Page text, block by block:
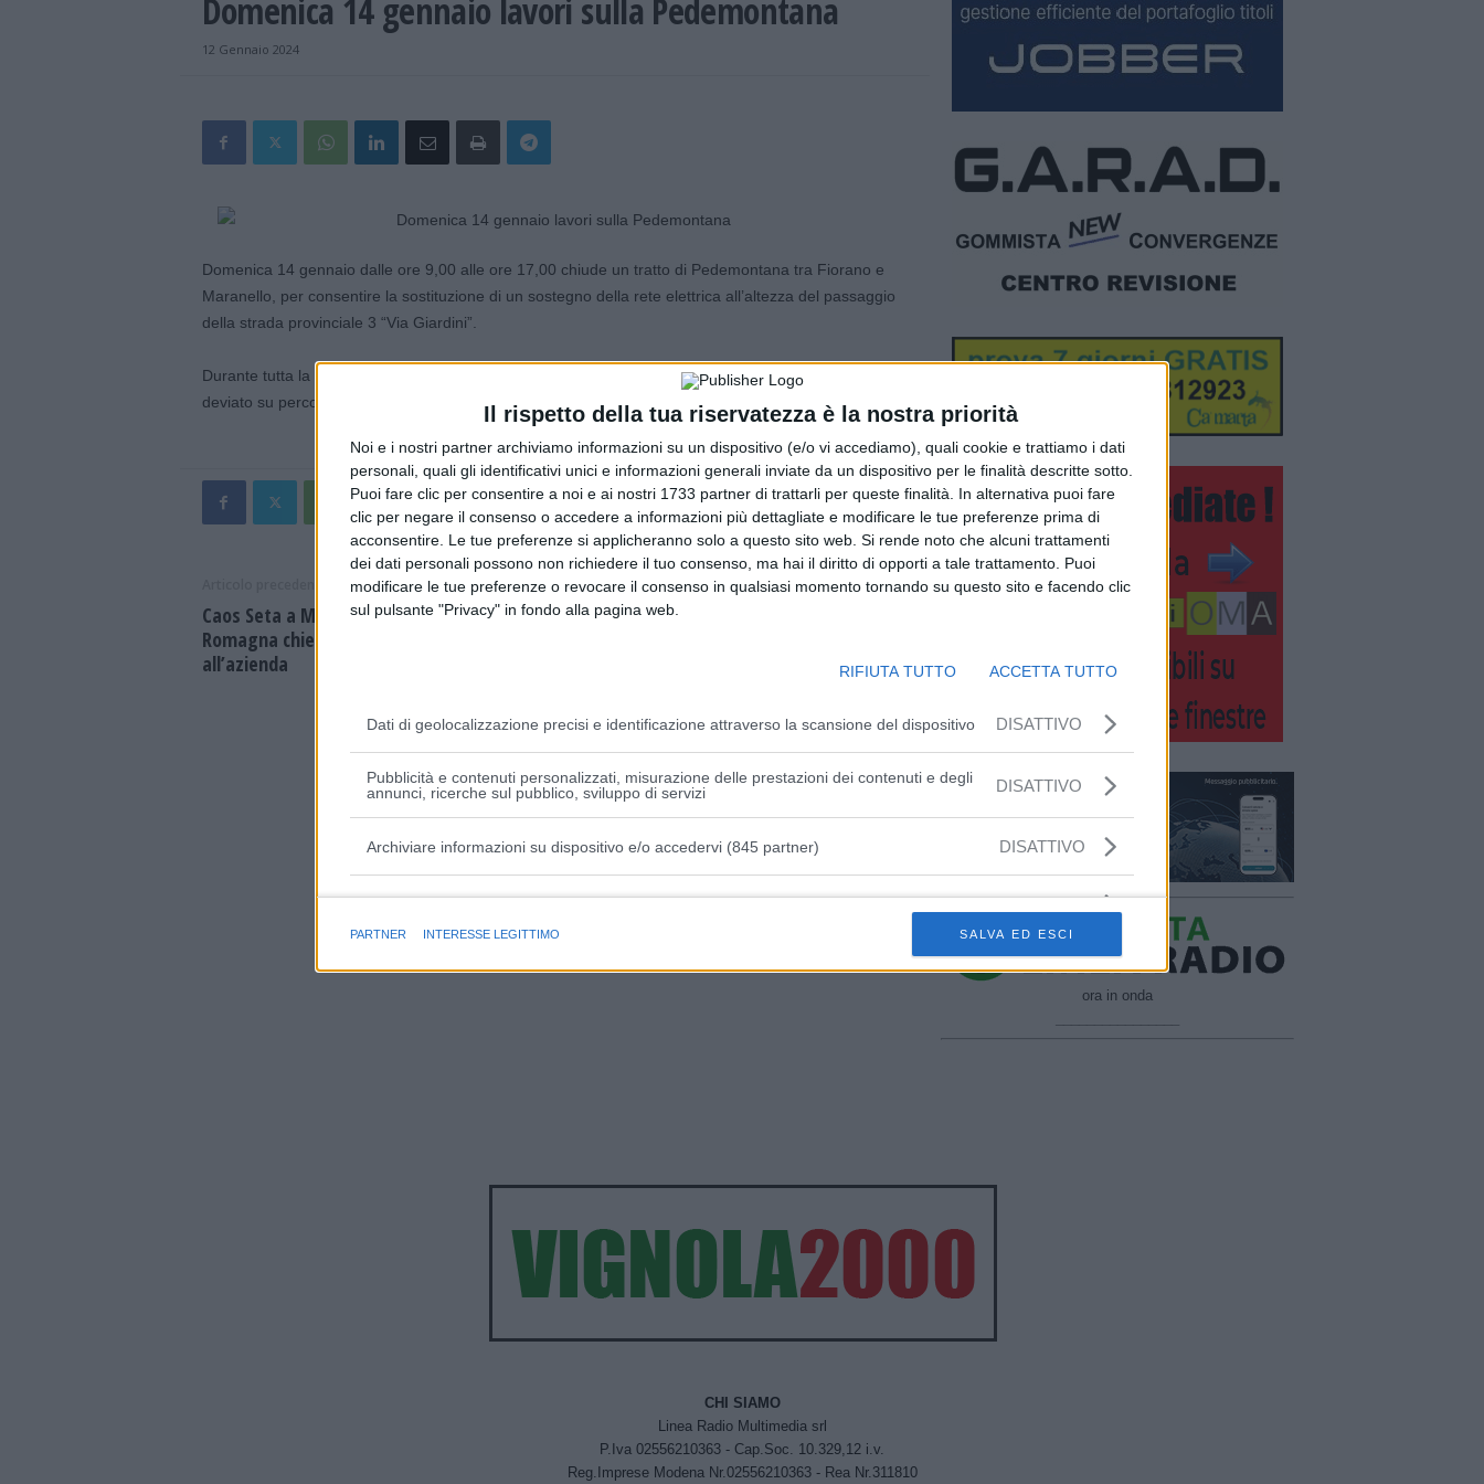
Il rispetto della tua riservatezza è la nostra priorità
Noi e i nostri partner archiviamo informazioni su un dispositivo (e/o vi accediamo), quali cookie e trattiamo i dati
personali, quali gli identificativi unici e informazioni generali inviate da un dispositivo per le finalità descritte sotto.
Puoi fare clic per consentire a noi e ai nostri 1733 partner di trattarli per queste finalità. In alternativa puoi fare
clic per negare il consenso o accedere a informazioni più dettagliate e modificare le tue preferenze prima di
acconsentire. Le tue preferenze si applicheranno solo a questo sito web. Si rende noto che alcuni trattamenti
dei dati personali possono non richiedere il tuo consenso, ma hai il diritto di opporti a tale trattamento. Puoi
modificare le tue preferenze o revocare il consenso in qualsiasi momento tornando su questo sito e facendo clic
sul pulsante "Privacy" in fondo alla pagina web.
RIFIUTA TUTTO ACCETTA TUTTO
Dati di geolocalizzazione precisi e identificazione attraverso la scansione del dispositivo DISATTIVO
Pubblicità e contenuti personalizzati, misurazione delle prestazioni dei contenuti e degli
annunci, ricerche sul pubblico, sviluppo di servizi
DISATTIVO
Archiviare informazioni su dispositivo e/o accedervi (845 partner) DISATTIVO
Finalità e caratteristiche speciali
PARTNER INTERESSE LEGITTIMO SALVA ED ESCI
Domenica 14 gennaio lavori sulla Pedemontana
12 Gennaio 2024
Domenica 14 gennaio dalle ore 9,00 alle ore 17,00 chiude un tratto di Pedemontana tra Fiorano e
Maranello, per consentire la sostituzione di un sostegno della rete elettrica all’altezza del passaggio
della strada provinciale 3 “Via Giardini”.
Durante tutta la durata dell’intervento, che sarà effettuato da E-Distribuzione Spa, il transito sarà
deviato su percorsi alternativi opportunamente segnalati.
Caos Seta a Modena, Udicon Emilia-
Romagna chiede un incontro urgente
all’azienda
Articolo successivo
Caos trasporto pubblico, Cisl incalza:
controllare Seta?”
ora in onda
CHI SIAMO
Linea Radio Multimedia srl
P.Iva 02556210363 - Cap.Soc. 10.329,12 i.v.
Reg.Imprese Modena Nr.02556210363 - Rea Nr.311810